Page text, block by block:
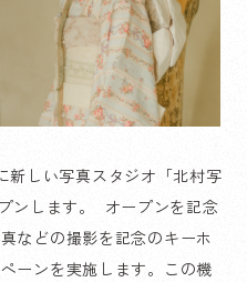
新しい写真スタジオ「北村写
ンします。 オープンを記念
などの撮影を記念のキーホ
ーンを実施します。この機